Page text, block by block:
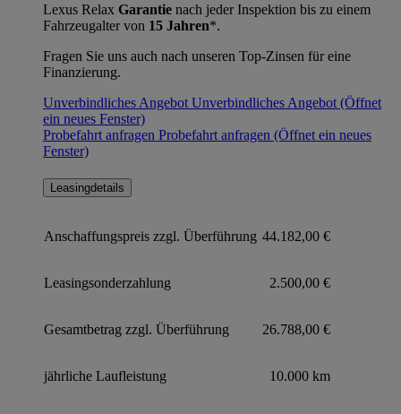
Lexus Relax Garantie nach jeder Inspektion bis zu einem
Fahrzeugalter von 15 Jahren*.
Fragen Sie uns auch nach unseren Top-Zinsen für eine
Finanzierung.
Unverbindliches Angebot Unverbindliches Angebot (Öffnet
ein neues Fenster)
Probefahrt anfragen Probefahrt anfragen (Öffnet ein neues
Fenster)
Leasingdetails
Anschaffungspreis zzgl. Überführung 44.182,00 €
Leasingsonderzahlung 2.500,00 €
Gesamtbetrag zzgl. Überführung 26.788,00 €
jährliche Laufleistung 10.000 km